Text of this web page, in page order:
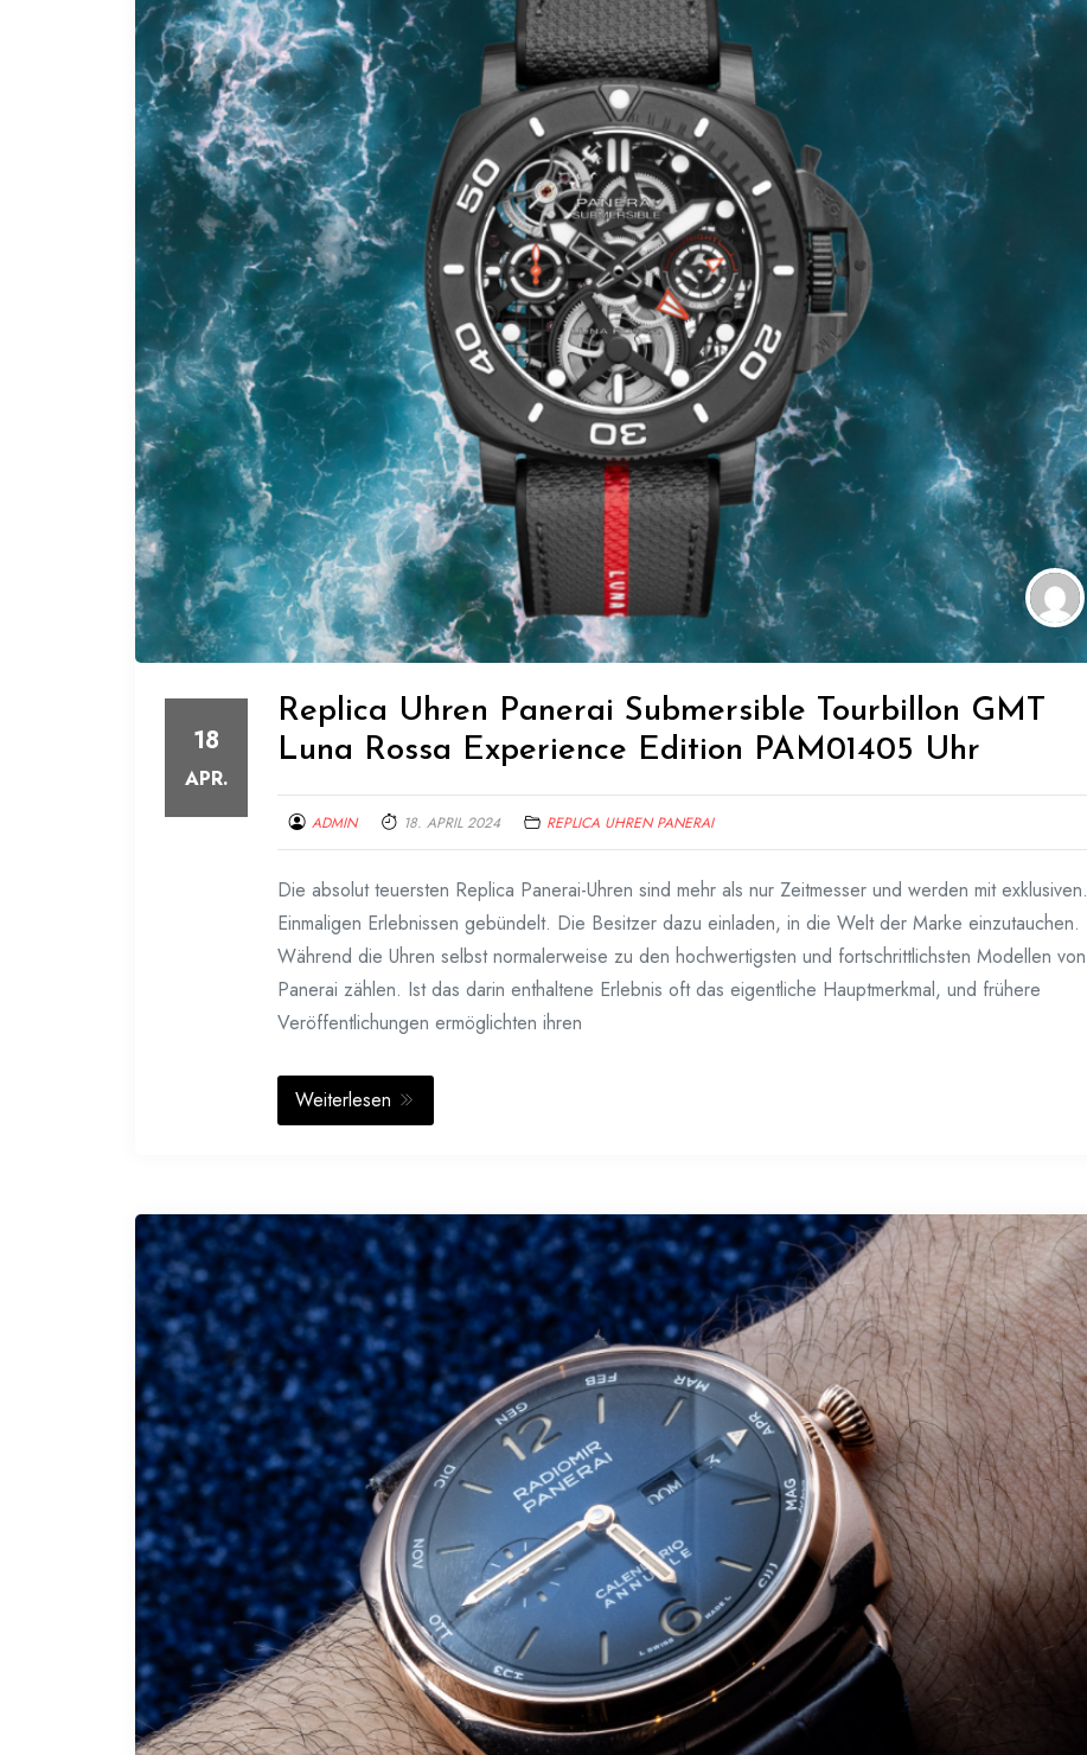
18
APR.
Replica Uhren Panerai Submersible Tourbillon GMT
Luna Rossa Experience Edition PAM01405 Uhr
ADMIN 18. APRIL 2024 REPLICA UHREN PANERAI
Die absolut teuersten Replica Panerai-Uhren sind mehr als nur Zeitmesser und werden mit exklusiven.
Einmaligen Erlebnissen gebündelt. Die Besitzer dazu einladen, in die Welt der Marke einzutauchen.
Während die Uhren selbst normalerweise zu den hochwertigsten und fortschrittlichsten Modellen von
Panerai zählen. Ist das darin enthaltene Erlebnis oft das eigentliche Hauptmerkmal, und frühere
Veröffentlichungen ermöglichten ihren
Weiterlesen